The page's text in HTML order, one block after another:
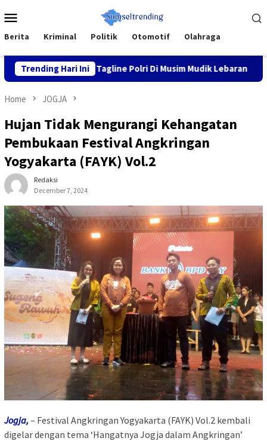
to
contentMenu
Berita Kriminal Politik Otomotif Olahraga
Trending Hari Ini
Tagline Polri Di Musim Mudik Lebaran Fokus
Home JOGJA
Hujan Tidak Mengurangi Kehangatan
Pembukaan Festival Angkringan
Yogyakarta (FAYK) Vol.2
Redaksi
December 7, 2024
Jogja, – Festival Angkringan Yogyakarta (FAYK) Vol.2 kembali
digelar dengan tema ‘Hangatnya Jogja dalam Angkringan’